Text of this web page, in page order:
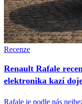
Recenze
Renault Rafale
elektronika kazí
Rafale je podle nás